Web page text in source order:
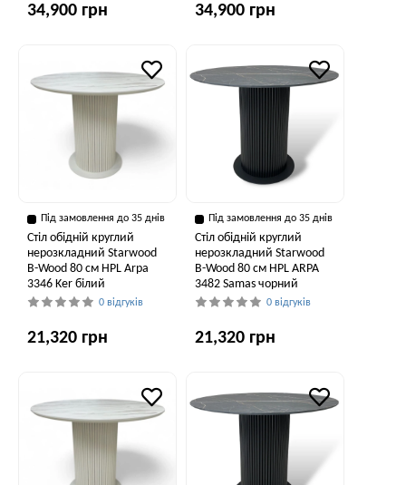
34,900 грн 34,900 грн
Під замовлення до 35 днів
Стіл обідній круглий
нерозкладний Starwood
B-Wood 80 см HPL Arpa
3346 Ker білий
0 відгуків
21,320 грн
Під замовлення до 35 днів
Стіл обідній круглий
нерозкладний Starwood
B-Wood 80 см HPL ARPA
3482 Samas чорний
0 відгуків
21,320 грн